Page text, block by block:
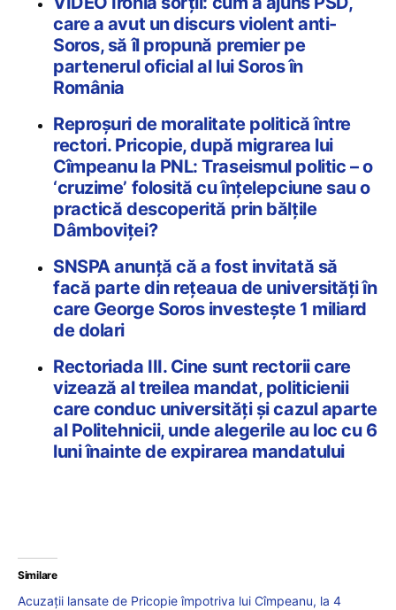
care a avut un discurs violent anti-
Soros, să îl propună premier pe
partenerul oficial al lui Soros în
România
Reproșuri de moralitate politică între
rectori. Pricopie, după migrarea lui
Cîmpeanu la PNL: Traseismul politic – o
‘cruzime’ folosită cu înțelepciune sau o
practică descoperită prin bălțile
Dâmboviței?
SNSPA anunță că a fost invitată să
facă parte din rețeaua de universități în
care George Soros investește 1 miliard
de dolari
Rectoriada III. Cine sunt rectorii care
vizează al treilea mandat, politicienii
care conduc universități și cazul aparte
al Politehnicii, unde alegerile au loc cu 6
luni înainte de expirarea mandatului
Similare
Acuzații lansate de Pricopie împotriva lui Cîmpeanu, la 4